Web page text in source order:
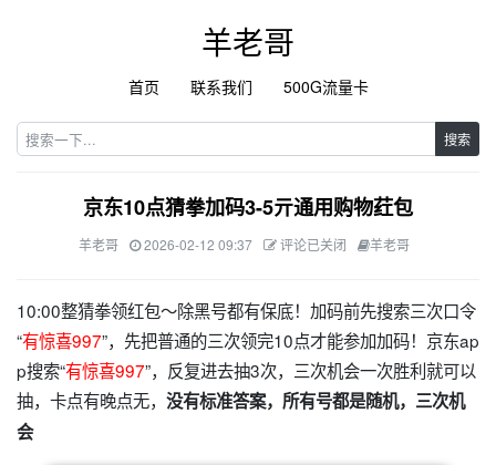
羊老哥
首页 联系我们 500G流量卡
搜索
京东10点猜拳加码3-5亓通用购物荭包
羊老哥 2026-02-12 09:37 评论已关闭 羊老哥
10:00整猜拳领红包～除黑号都有保底！加码前先搜索三次口令
“有惊喜997”，先把普通的三次领完10点才能参加加码！京东ap
p搜索“有惊喜997”，反复进去抽3次，三次机会一次胜利就可以
抽，卡点有晚点无， 没有标准答案，所有号都是随机，三次机
会